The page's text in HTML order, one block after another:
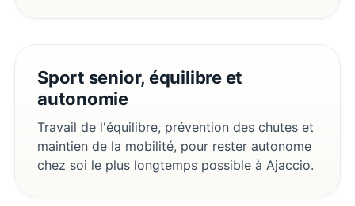
Sport senior, équilibre et
autonomie
Travail de l'équilibre, prévention des chutes et
maintien de la mobilité, pour rester autonome
chez soi le plus longtemps possible à Ajaccio.